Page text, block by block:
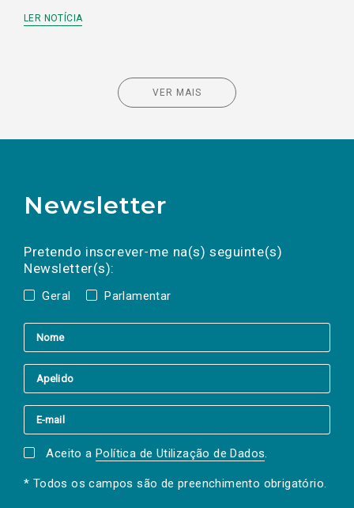
LER NOTÍCIA
VER MAIS
Newsletter
Pretendo inscrever-me na(s) seguinte(s)
Newsletter(s):
Geral Parlamentar
a(s) newsletter(s).
mail
Aceito a Política de Utilização de Dados.
* Todos os campos são de preenchimento obrigatório.